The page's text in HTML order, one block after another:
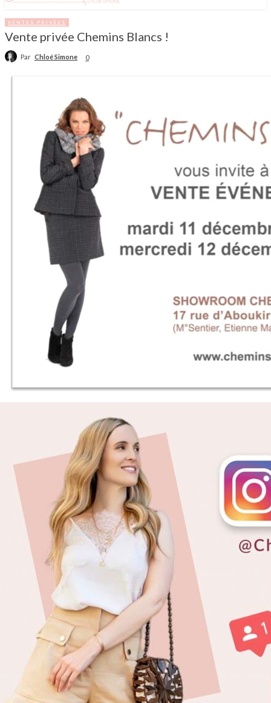
VENTES PRIVÉES
Vente privée Chemins Blancs !
Par Chloé Simone 0